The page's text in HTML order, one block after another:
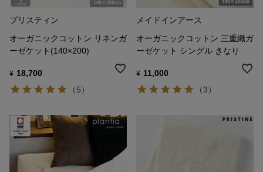
プリスティン
オーガニックコットン リネンガ
ーゼケット(140×200)
¥ 18,700
（5）
メイドインアース
オーガニックコットン 三重織ガ
ーゼケット シングル きなり
¥ 11,000
（3）